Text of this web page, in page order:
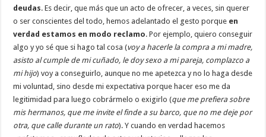
deudas. Es decir, que más que un acto de ofrecer, a veces, sin querer
o ser conscientes del todo, hemos adelantado el gesto porque en
verdad estamos en modo reclamo. Por ejemplo, quiero conseguir
algo y yo sé que si hago tal cosa (voy a hacerle la compra a mi madre,
asisto al cumple de mi cuñado, le doy sexo a mi pareja, complazco a
mi hijo) voy a conseguirlo, aunque no me apetezca y no lo haga desde
mi voluntad, sino desde mi expectativa porque hacer eso me da
legitimidad para luego cobrármelo o exigirlo (que me prefiera sobre
mis hermanos, que me invite el finde a su barco, que no me deje por
otra, que calle durante un rato). Y cuando en verdad hacemos